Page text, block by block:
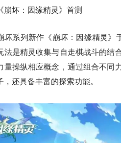
崩坏：因缘精灵》首测
坏系列新作《崩坏：因缘精灵
法是精灵收集与自走棋战斗的结
量操纵相应概念，通过组合不同
，还具备丰富的探索功能。